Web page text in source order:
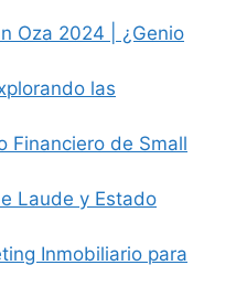
Oza 2024 | ¿Genio
las
Financiero de Small
Laude y Estado
Inmobiliario para